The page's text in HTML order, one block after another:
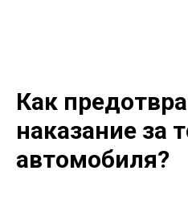
Как
наказание за
автомобиля?